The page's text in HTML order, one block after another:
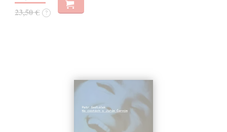
23,50 € ?